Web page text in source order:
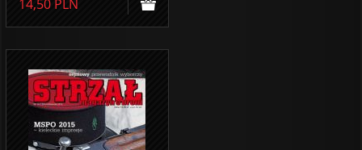
14,50 PLN